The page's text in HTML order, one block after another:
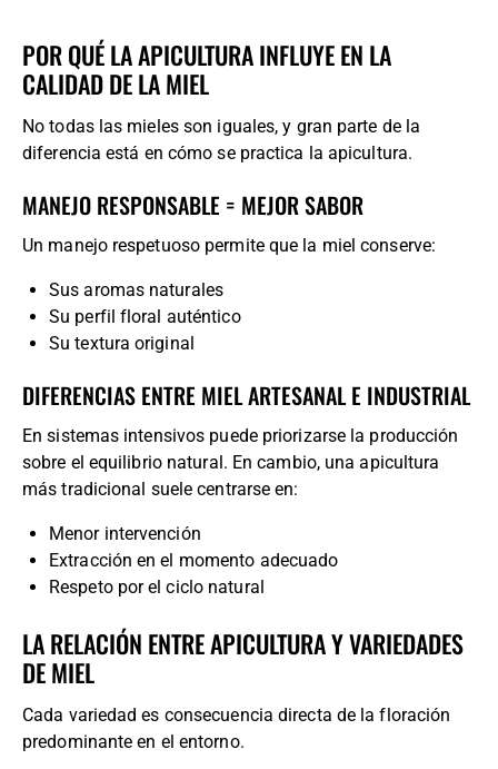
POR QUÉ LA APICULTURA INFLUYE EN LA
CALIDAD DE LA MIEL
No todas las mieles son iguales, y gran parte de la
diferencia está en cómo se practica la apicultura.
MANEJO RESPONSABLE = MEJOR SABOR
Un manejo respetuoso permite que la miel conserve:
Sus aromas naturales
Su perfil floral auténtico
Su textura original
DIFERENCIAS ENTRE MIEL ARTESANAL E INDUSTRIAL
En sistemas intensivos puede priorizarse la producción
sobre el equilibrio natural. En cambio, una apicultura
más tradicional suele centrarse en:
Menor intervención
Extracción en el momento adecuado
Respeto por el ciclo natural
LA RELACIÓN ENTRE APICULTURA Y VARIEDADES
DE MIEL
Cada variedad es consecuencia directa de la floración
predominante en el entorno.